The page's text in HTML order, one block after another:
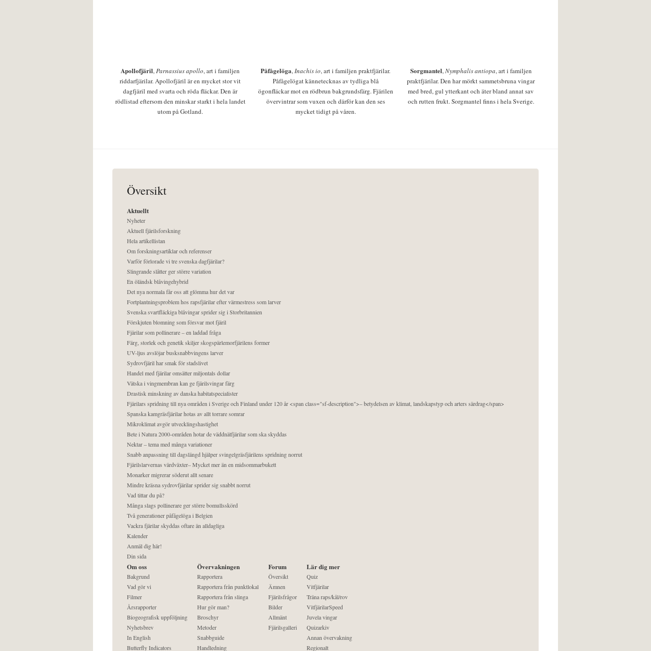
Apollofjäril,Parnassius apollo, art i familjen
riddarfjärilar. Apollofjäril är en mycket stor vit
dagfjäril med svarta och röda fläckar. Den är
rödlistad eftersom den minskar starkt i hela landet
utom på Gotland.
Påfågelöga,Inachis io, art i familjen praktfjärilar.
Påfågelögat kännetecknas av tydliga blå
ögonfläckar mot en rödbrun bakgrundsfärg. Fjärilen
övervintrar som vuxen och därför kan den ses
mycket tidigt på våren.
Sorgmantel,Nymphalis antiopa, art i familjen
praktfjärilar. Den har mörkt sammetsbruna vingar
med bred, gul ytterkant och äter bland annat sav
och rutten frukt. Sorgmantel finns i hela Sverige.
Översikt
Aktuellt
Nyheter
Aktuell fjärilsforskning
Hela artikellistan
Om forskningsartiklar och referenser
Varför förlorade vi tre svenska dagfjärilar?
Slingrande slåtter ger större variation
En öländsk blåvingehybrid
Det nya normala får oss att glömma hur det var
Fortplantningsproblem hos rapsfjärilar efter värmestress som larver
Svenska svartfläckiga blåvingar sprider sig i Storbritannien
Förskjuten blomning som försvar mot fjäril
Fjärilar som pollinerare – en laddad fråga
Färg, storlek och genetik skiljer skogspärlemorfjärilens former
UV-ljus avslöjar busksnabbvingens larver
Sydrovfjäril har smak för stadslivet
Handel med fjärilar omsätter miljontals dollar
Vätska i vingmembran kan ge fjärilsvingar färg
Drastisk minskning av danska habitatspecialister
Fjärilars spridning till nya områden i Sverige och Finland under 120 år <span class="sf-description">– betydelsen av klimat, landskapstyp och arters särdrag</span>
Spanska kamgräsfjärilar hotas av allt torrare somrar
Mikroklimat avgör utvecklingshastighet
Bete i Natura 2000-områden hotar de väddnätfjärilar som ska skyddas
Nektar – tema med många variationer
Snabb anpassning till dagslängd hjälper svingelgräsfjärilens spridning norrut
Fjärilslarvernas värdväxter– Mycket mer än en midsommarbukett
Monarker migrerar söderut allt senare
Mindre kräsna sydrovfjärilar sprider sig snabbt norrut
Vad tittar du på?
Många slags pollinerare ger större bomullsskörd
Två generationer påfågelöga i Belgien
Vackra fjärilar skyddas oftare än alldagliga
Kalender
Anmäl dig här!
Din sida
Om oss
Bakgrund
Vad gör vi
Filmer
Årsrapporter
Biogeografisk uppföljning
Nyhetsbrev
In English
Butterfly Indicators
Övervakningen
Rapportera
Rapportera från punktlokal
Rapportera från slinga
Hur gör man?
Broschyr
Metoder
Snabbguide
Handledning
Forum
Översikt
Ämnen
Fjärilsfrågor
Bilder
Allmänt
Fjärilsgalleri
Lär dig mer
Quiz
Vitfjärilar
Träna raps/kål/rov
VitfjärilarSpeed
Juvela vingar
Quizarkiv
Annan övervakning
Regionalt